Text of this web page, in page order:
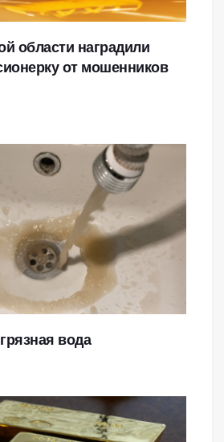
области наградили
от мошенников
вода